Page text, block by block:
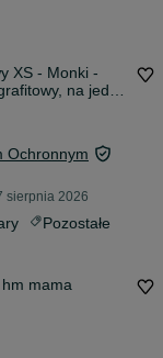
XS - Monki -
na jedno
Ochronnym
sierpnia 2026
Pozostałe
mama